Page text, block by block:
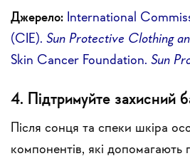
Джерело: International
(CIE). Sun Protective Clothing
Skin Cancer Foundation. Sun
4. Підтримуйте захисний
Після сонця та спеки шкіра
компонентів, які допомагають